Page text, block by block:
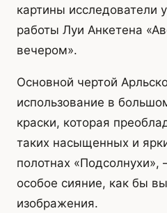
картины исследователи
работы Луи Анкетена
вечером».
Основной чертой
использование в
краски, которая
таких насыщенных и
полотнах
особое сияние, как бы
изображения.